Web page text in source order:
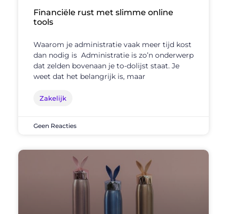
Financiële rust met slimme online
tools
Waarom je administratie vaak meer tijd kost
dan nodig is Administratie is zo’n onderwerp
dat zelden bovenaan je to-dolijst staat. Je
weet dat het belangrijk is, maar
Zakelijk
Geen Reacties